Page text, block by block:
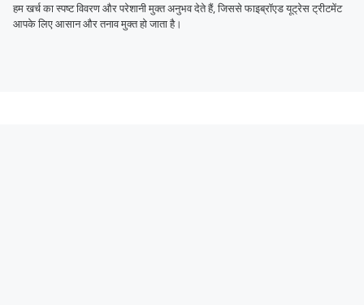
हम खर्च का स्पष्ट विवरण और परेशानी मुक्त अनुभव देते हैं, जिससे फाइब्रॉएड यूट्रेस ट्रीटमेंट
आपके लिए आसान और तनाव मुक्त हो जाता है।